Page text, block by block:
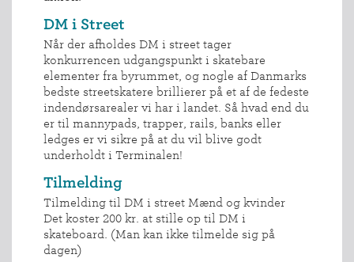
DM i Street
Når der afholdes DM i street tager
konkurrencen udgangspunkt i skatebare
elementer fra byrummet, og nogle af Danmarks
bedste streetskatere brillierer på et af de fedeste
indendørsarealer vi har i landet. Så hvad end du
er til mannypads, trapper, rails, banks eller
ledges er vi sikre på at du vil blive godt
underholdt i Terminalen!
Tilmelding
Tilmelding til DM i street Mænd og kvinder
Det koster 200 kr. at stille op til DM i
skateboard. (Man kan ikke tilmelde sig på
dagen)